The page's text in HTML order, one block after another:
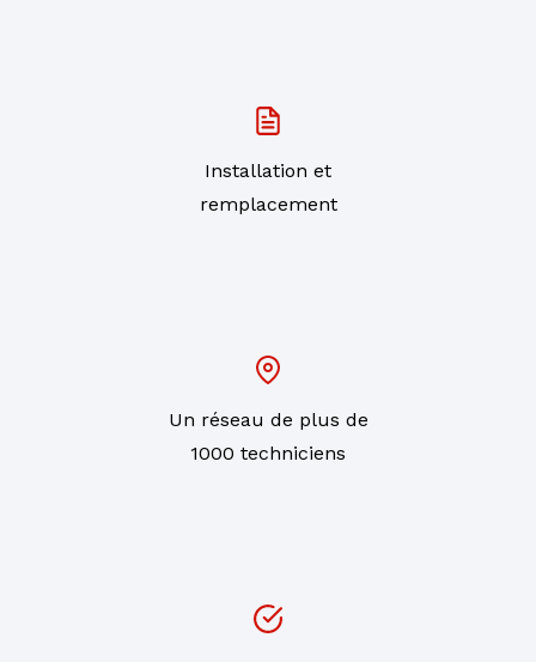
Installation et
remplacement
Un réseau de plus de
1000 techniciens